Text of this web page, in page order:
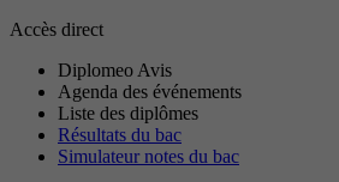
Accès direct
Diplomeo Avis
Agenda des événements
Liste des diplômes
Résultats du bac
Simulateur notes du bac